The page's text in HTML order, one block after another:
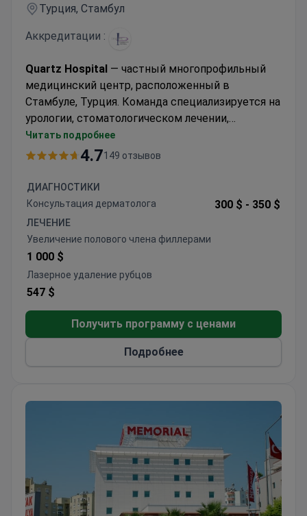
Турция, Стамбул
Аккредитации :
Quartz Hospital — частный многопрофильный
медицинский центр, расположенный в
Стамбуле, Турция. Команда специализируется на
урологии, стоматологическом лечении,
пластической хирургии и бариатрической
хирургии. Клиника принимает только взрослых
выбирают Quartz Hospital для получения
медицинской помощи. Чаще всего клинику
посещают пациенты из Европы, стран
Содружества, США, Канады, Австралии и стран
СНГ.
Читать подробнее
4.7149 отзывов
ДИАГНОСТИКИ
Консультация дерматолога
300 $ - 350 $
ЛЕЧЕНИЕ
Увеличение полового члена филлерами
1 000 $
Лазерное удаление рубцов
547 $
Получить программу с ценами
Подробнее